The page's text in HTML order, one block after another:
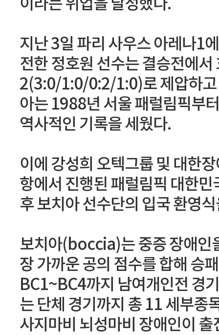
이라는 위업을 달성했다.
지난 3일 파리 사우스 아레나1
전한 정호원 선수는 결승전에
2(3:0/1:0/0:2/1:0)로 제압하고
아는 1988년 서울 패럴림픽부
역사적인 기록을 세웠다.
이에 강성희 오텍그룹 및 대한
항에서 진행된 패럴림픽 대한
후 보치아 선수단의 입국 환영
보치아(boccia)는 중증 장애인
장 가까운 공의 점수를 합해 승
BC1~BC4까지 남여개인전 경
는 단체 경기까지 총 11 세부종
사지마비 뇌성마비 장애인이